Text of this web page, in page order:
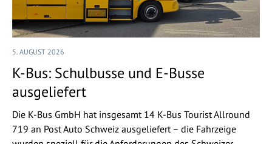
5. AUGUST 2026
K-Bus: Schulbusse und E-Busse
ausgeliefert
Die K-Bus GmbH hat insgesamt 14 K-Bus Tourist Allround
719 an Post Auto Schweiz ausgeliefert – die Fahrzeige